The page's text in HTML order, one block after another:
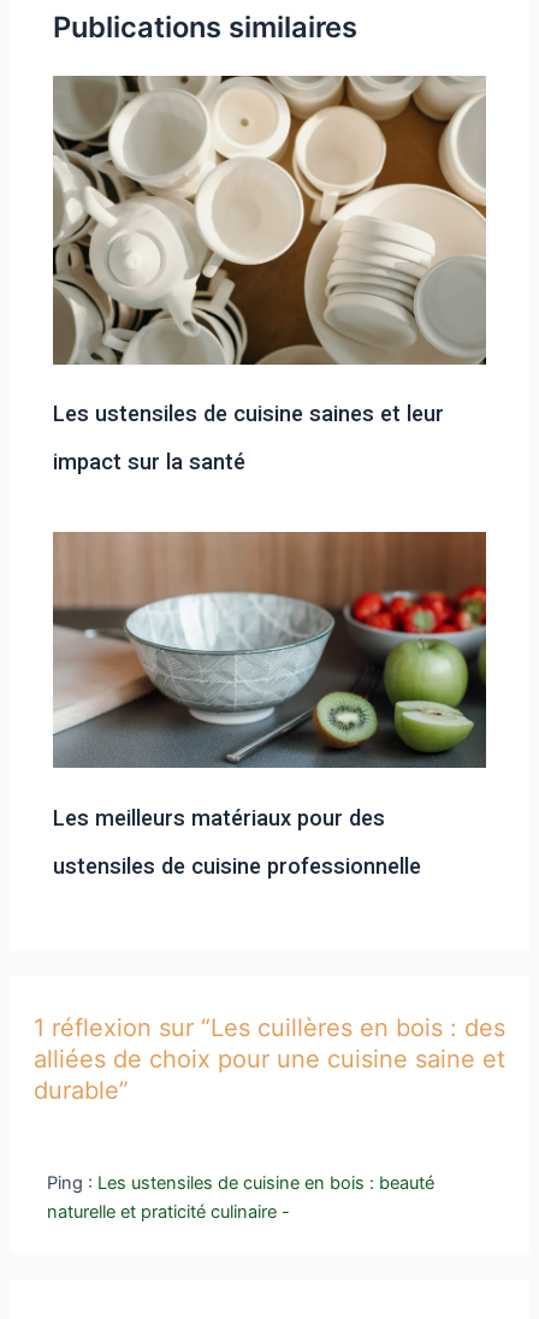
Publications similaires
Les ustensiles de cuisine saines et leur
impact sur la santé
Les meilleurs matériaux pour des
ustensiles de cuisine professionnelle
1 réflexion sur “Les cuillères en bois : des
alliées de choix pour une cuisine saine et
durable”
Ping : Les ustensiles de cuisine en bois : beauté
naturelle et praticité culinaire -